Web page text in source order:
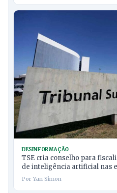
DESINFORMAÇÃO
TSE cria conselho para
de inteligência artificial nas
Por Yan Simon